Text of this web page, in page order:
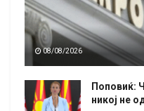
08/08/2026
Поповиќ:
никој не